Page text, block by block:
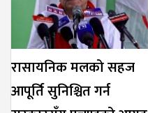
रासायनिक मलको सहज
आपूर्ति सुनिश्चित गर्न